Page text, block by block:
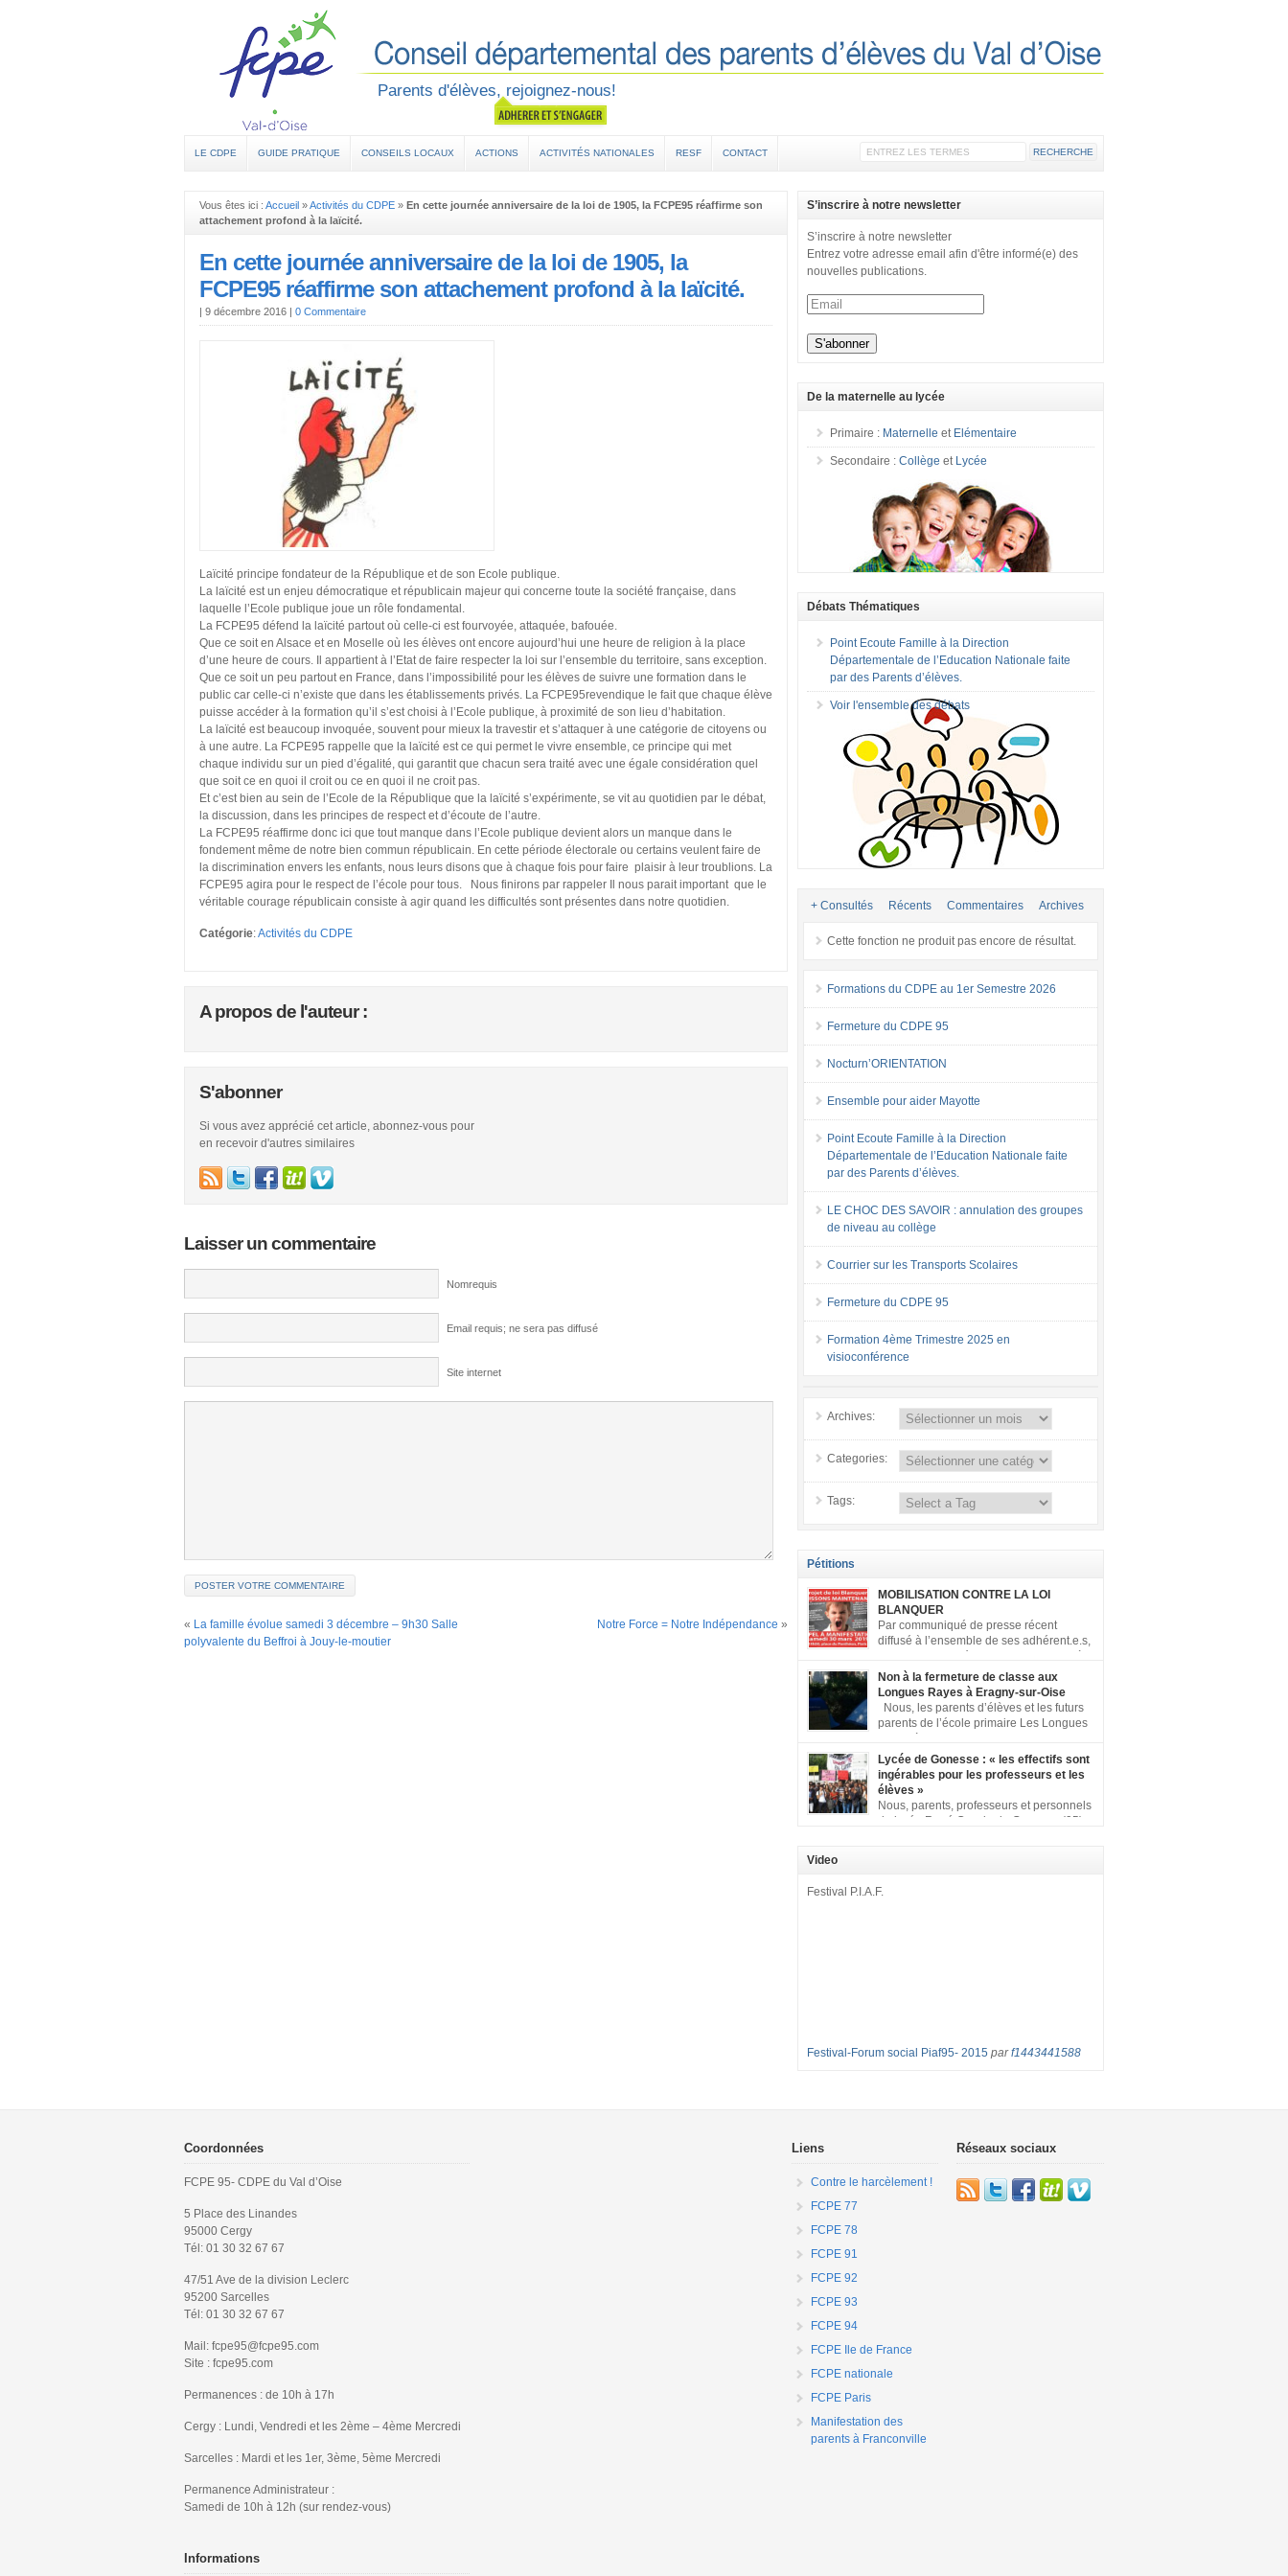
Parents d'élèves, rejoignez-nous!
LE CDPE GUIDE PRATIQUE CONSEILS LOCAUX ACTIONS ACTIVITÉS NATIONALES RESF CONTACT
Vous êtes ici : Accueil »Activités du CDPE » En cette journée anniversaire de la loi de 1905, la FCPE95 réaffirme son
attachement profond à la laïcité.
En cette journée anniversaire de la loi de 1905, la
FCPE95 réaffirme son attachement profond à la laïcité.
| 9 décembre 2016 | 0 Commentaire
Laïcité principe fondateur de la République et de son Ecole publique.
La laïcité est un enjeu démocratique et républicain majeur qui concerne toute la société française, dans
laquelle l’Ecole publique joue un rôle fondamental.
La FCPE95 défend la laïcité partout où celle-ci est fourvoyée, attaquée, bafouée.
Que ce soit en Alsace et en Moselle où les élèves ont encore aujourd’hui une heure de religion à la place
d’une heure de cours. Il appartient à l’Etat de faire respecter la loi sur l’ensemble du territoire, sans exception.
Que ce soit un peu partout en France, dans l’impossibilité pour les élèves de suivre une formation dans le
public car celle-ci n’existe que dans les établissements privés. La FCPE95revendique le fait que chaque élève
puisse accéder à la formation qu’il s’est choisi à l’Ecole publique, à proximité de son lieu d’habitation.
La laïcité est beaucoup invoquée, souvent pour mieux la travestir et s’attaquer à une catégorie de citoyens ou
à une autre. La FCPE95 rappelle que la laïcité est ce qui permet le vivre ensemble, ce principe qui met
chaque individu sur un pied d’égalité, qui garantit que chacun sera traité avec une égale considération quel
que soit ce en quoi il croit ou ce en quoi il ne croit pas.
Et c’est bien au sein de l’Ecole de la République que la laïcité s’expérimente, se vit au quotidien par le débat,
la discussion, dans les principes de respect et d’écoute de l’autre.
La FCPE95 réaffirme donc ici que tout manque dans l’Ecole publique devient alors un manque dans le
fondement même de notre bien commun républicain. En cette période électorale ou certains veulent faire de
la discrimination envers les enfants, nous leurs disons que à chaque fois pour faire plaisir à leur troublions. La
FCPE95 agira pour le respect de l’école pour tous. Nous finirons par rappeler Il nous parait important que le
véritable courage républicain consiste à agir quand les difficultés sont présentes dans notre quotidien.
Catégorie:Activités du CDPE
A propos de l'auteur :
S'abonner
Si vous avez apprécié cet article, abonnez-vous pour
en recevoir d'autres similaires
Laisser un commentaire
Nomrequis
Email requis; ne sera pas diffusé
Site internet
« La famille évolue samedi 3 décembre – 9h30 Salle
polyvalente du Beffroi à Jouy-le-moutier
Notre Force = Notre Indépendance »
S’inscrire à notre newsletter
S’inscrire à notre newsletter
Entrez votre adresse email afin d'être informé(e) des
nouvelles publications.
De la maternelle au lycée
Primaire : Maternelle et Elémentaire
Secondaire :Collège et Lycée
Débats Thématiques
Point Ecoute Famille à la Direction
Départementale de l’Education Nationale faite
par des Parents d’élèves.
Voir l'ensemble des débats
+ Consultés Récents Commentaires Archives
Cette fonction ne produit pas encore de résultat.
Formations du CDPE au 1er Semestre 2026
Fermeture du CDPE 95
Nocturn’ORIENTATION
Ensemble pour aider Mayotte
Point Ecoute Famille à la Direction
Départementale de l’Education Nationale faite
par des Parents d’élèves.
LE CHOC DES SAVOIR : annulation des groupes
de niveau au collège
Courrier sur les Transports Scolaires
Fermeture du CDPE 95
Formation 4ème Trimestre 2025 en
visioconférence
Archives:
Categories:
Tags:
Pétitions
MOBILISATION CONTRE LA LOI
BLANQUER
Par communiqué de presse récent
diffusé à l’ensemble de ses adhérent.e.s,
se mobiliser contre la loi Blanquer dite « Ecole de la
confiance ». Pour vous aider à organiser les actions
localement, la FCPE met à votre disposition ce kit de
mobilisation comprenant : 1 affiche appelant […]
Non à la fermeture de classe aux
Longues Rayes à Eragny-sur-Oise
Nous, les parents d’élèves et les futurs
parents de l’école primaire Les Longues
cette pétition pour dire « NON à la fermeture de classe
aux Longues Rayes ». Non à la dégradation continue
des conditions d’accueil et d’apprentissage de nos
enfants à l’école primaire. Chaque enfant a droit à […]
Lycée de Gonesse : « les effectifs sont
ingérables pour les professeurs et les
élèves »
Nous, parents, professeurs et personnels
du lycée René Cassin de Gonesse (95),
dénoncer les classes surchargées, en cette rentrée
et 35 élèves ! – de nombreuses classes de première et
Video
Festival P.I.A.F.
Festival-Forum social Piaf95- 2015 parf1443441588
Coordonnées
FCPE 95- CDPE du Val d’Oise
5 Place des Linandes
95000 Cergy
Tél: 01 30 32 67 67
47/51 Ave de la division Leclerc
95200 Sarcelles
Tél: 01 30 32 67 67
Mail: fcpe95@fcpe95.com
Site : fcpe95.com
Permanences : de 10h à 17h
Cergy : Lundi, Vendredi et les 2ème – 4ème Mercredi
Sarcelles : Mardi et les 1er, 3ème, 5ème Mercredi
Permanence Administrateur :
Samedi de 10h à 12h (sur rendez-vous)
Informations
Liens
Contre le harcèlement !
FCPE 77
FCPE 78
FCPE 91
FCPE 92
FCPE 93
FCPE 94
FCPE Ile de France
FCPE nationale
FCPE Paris
Manifestation des
parents à Franconville
Réseaux sociaux